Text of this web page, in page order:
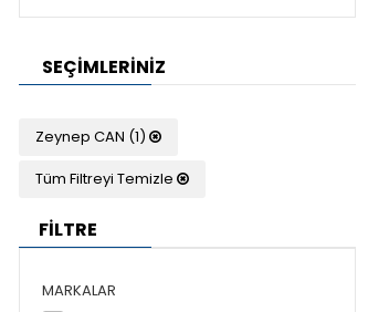
SEÇIMLERINIZ
Zeynep CAN (1)
Tüm Filtreyi Temizle
FİLTRE
MARKALAR